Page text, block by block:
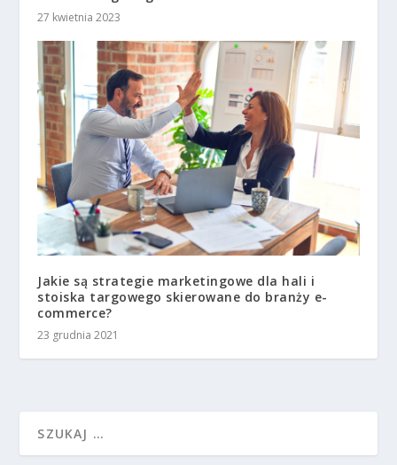
27 kwietnia 2023
Jakie są strategie marketingowe dla hali i
stoiska targowego skierowane do branży e-
commerce?
23 grudnia 2021